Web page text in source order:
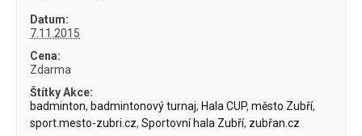
Datum:
7.11.2015
Cena:
Zdarma
Štítky Akce:
badminton, badmintonový turnaj, Hala CUP,město Zubří,
sport.mesto-zubri.cz,Sportovní hala Zubří, zubřan.cz